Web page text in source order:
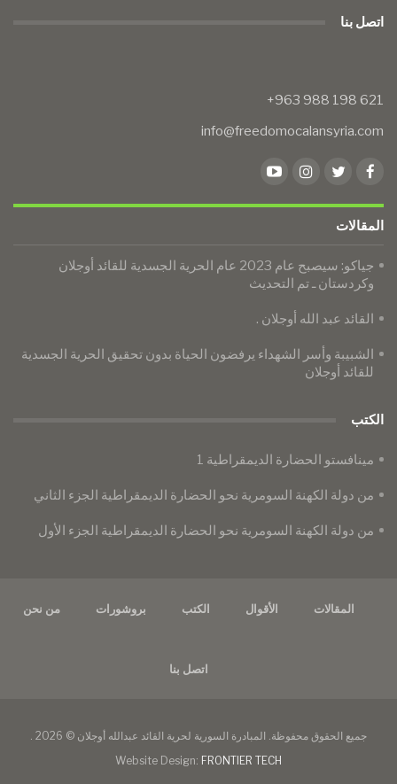
اتصل بنا
info@freedomocalansyria.com
المقالات
جياكو: سيصبح عام 2023 عام الحرية الجسدية للقائد أوجلان
وكردستان ـ تم التحديث
القائد عبد الله أوجلان .
الشبيبة وأسر الشهداء يرفضون الحياة بدون تحقيق الحرية الجسدية
للقائد أوجلان
الكتب
مينافستو الحضارة الديمقراطية 1
من دولة الكهنة السومرية نحو الحضارة الديمقراطية الجزء الثاني
من دولة الكهنة السومرية نحو الحضارة الديمقراطية الجزء الأول
المقالات الأقوال الكتب بروشورات من نحن
اتصل بنا
جميع الحقوق محفوظة. المبادرة السورية لحرية القائد عبدالله أوجلان © 2026 .
Website Design: FRONTIER TECH